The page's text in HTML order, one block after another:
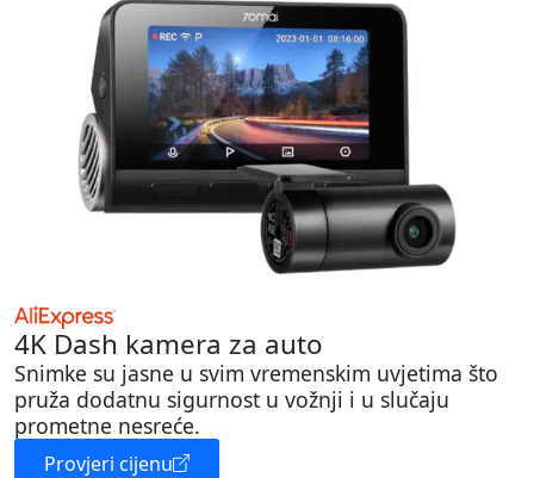
4K Dash kamera za auto
Snimke su jasne u svim vremenskim uvjetima što
pruža dodatnu sigurnost u vožnji i u slučaju
prometne nesreće.
Provjeri cijenu